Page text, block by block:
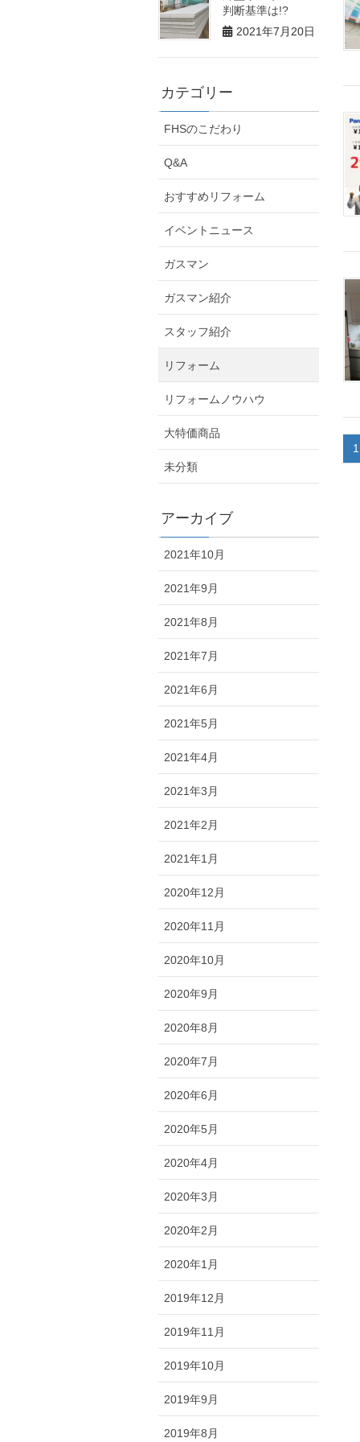
1
判断基準は!?
2021年7月20日
カテゴリー
FHSのこだわり
Q&A
おすすめリフォーム
イベントニュース
ガスマン
ガスマン紹介
スタッフ紹介
リフォーム
リフォームノウハウ
大特価商品
未分類
アーカイブ
2021年10月
2021年9月
2021年8月
2021年7月
2021年6月
2021年5月
2021年4月
2021年3月
2021年2月
2021年1月
2020年12月
2020年11月
2020年10月
2020年9月
2020年8月
2020年7月
2020年6月
2020年5月
2020年4月
2020年3月
2020年2月
2020年1月
2019年12月
2019年11月
2019年10月
2019年9月
2019年8月